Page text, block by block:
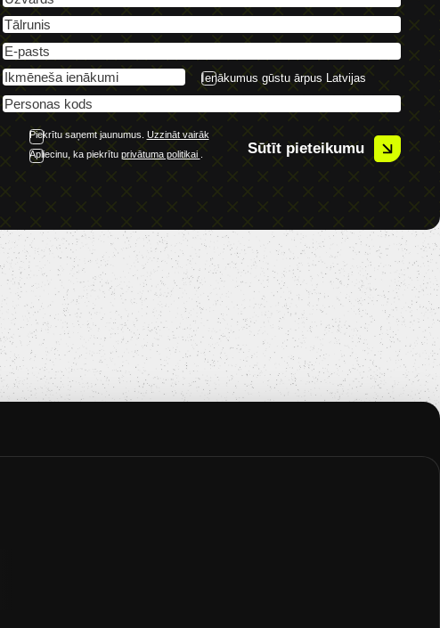
Ienākumus gūstu ārpus Latvijas
Piekrītu saņemt jaunumus. Uzzināt vairāk
Apliecinu, ka piekrītu privātuma politikai Sūtīt pieteikumu